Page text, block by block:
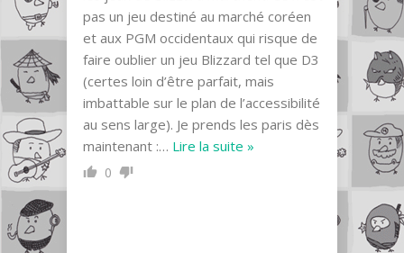
pas un jeu destiné au marché coréen
et aux PGM occidentaux qui risque de
faire oublier un jeu Blizzard tel que D3
(certes loin d’être parfait, mais
imbattable sur le plan de l’accessibilité
au sens large). Je prends les paris dès
maintenant :… Lire la suite »
0